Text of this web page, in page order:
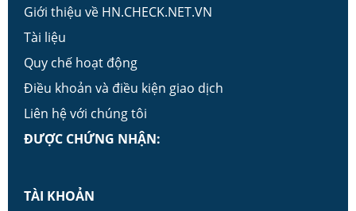
Giới thiệu về HN.CHECK.NET.VN
Tài liệu
Quy chế hoạt động
Điều khoản và điều kiện giao dịch
Liên hệ với chúng tôi
ĐƯỢC CHỨNG NHẬN:
TÀI KHOẢN